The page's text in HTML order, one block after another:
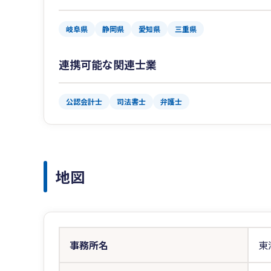
岐阜県 静岡県 愛知県 三重県
連携可能な関連士業
公認会計士 司法書士 弁護士
地図
事務所名 東